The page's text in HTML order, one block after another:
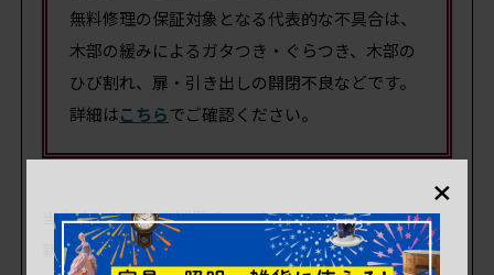
無料修理の保証対象となる代表的な不具合は、
木部の緩みによるガタつき・ぐらつき、木部の
ひび割れ、扉・引き出しの開閉不良などです。
詳細はこちらでご確認ください。
当店オリジナルの縦型チェストです。
新材を用いて製作しておりますので、汚れやダメージ
×